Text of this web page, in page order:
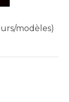
modèles)